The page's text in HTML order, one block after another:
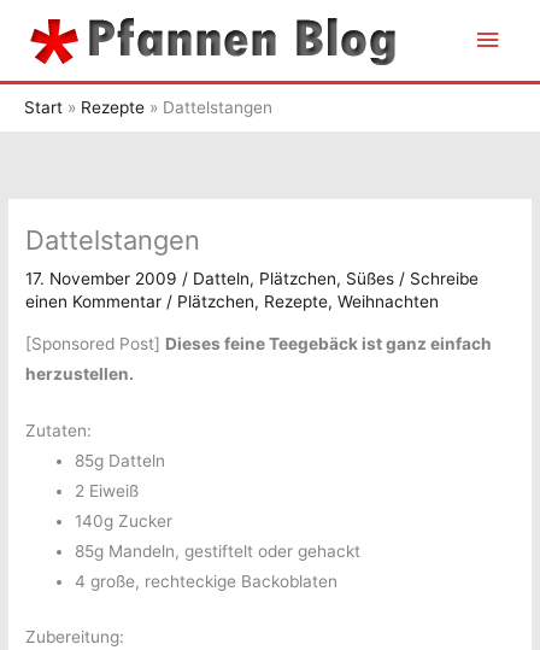
Inhalt
Start Rezepte Dattelstangen
Dattelstangen
17. November 2009 / Datteln, Plätzchen, Süßes / Schreibe
einen Kommentar / Plätzchen, Rezepte,Weihnachten
[Sponsored Post] Dieses feine Teegebäck ist ganz einfach
herzustellen.
Zutaten:
85g Datteln
2 Eiweiß
140g Zucker
85g Mandeln, gestiftelt oder gehackt
4 große, rechteckige Backoblaten
Zubereitung: